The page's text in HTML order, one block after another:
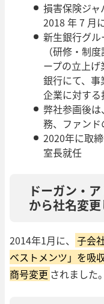
損害保険ジャ
2018 年 7 月
新生銀行グ
（研修・制
ープの立上
銀行にて、
企業に対する
弊社参画後
務、ファンド
2020年に取
室長就任
ドーガン・
から社名変更
2014年1月に、 子会
ベストメンツ」を吸
商号変更 されました。